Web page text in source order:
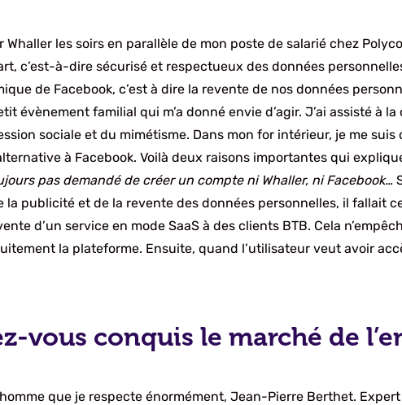
Whaller les soirs en parallèle de mon poste de salarié chez
c’est-à-dire sécurisé et respectueux des données
de Facebook, c’est à dire la revente de nos données
évènement familial qui m’a donné envie d’agir. J’ai assisté à
sociale et du mimétisme. Dans mon for intérieur, je me
à Facebook. Voilà deux raisons importantes qui
pas demandé de créer un compte ni Whaller, ni Facebook…
la publicité et de la revente des données personnelles, il fallait
d’un service en mode SaaS à des clients BTB. Cela
la plateforme. Ensuite, quand l’utilisateur veut avoir
vous conquis le marché de
que je respecte énormément, Jean-Pierre Berthet.